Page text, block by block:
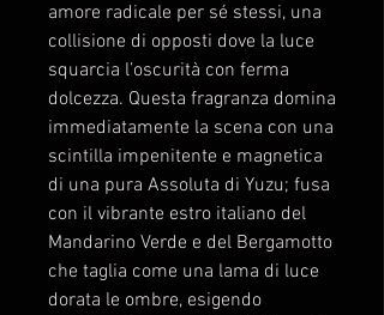
amore radicale per sé stessi, una
collisione di opposti dove la luce
squarcia l’oscurità con ferma
dolcezza. Questa fragranza domina
immediatamente la scena con una
scintilla impenitente e magnetica
di una pura Assoluta di Yuzu; fusa
con il vibrante estro italiano del
Mandarino Verde e del Bergamotto
che taglia come una lama di luce
dorata le ombre, esigendo